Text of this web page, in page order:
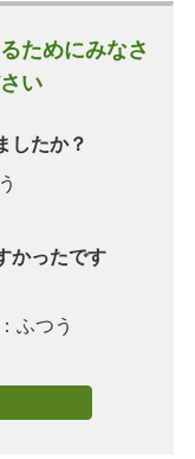
ためにみなさ
い
したか？
かったです
ふつう